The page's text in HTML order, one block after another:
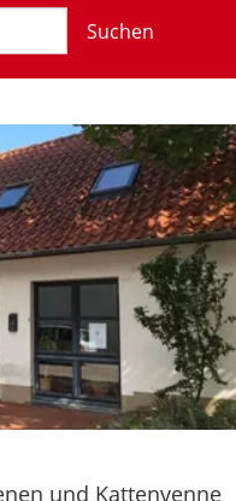
Suchen
und Kattenvenne